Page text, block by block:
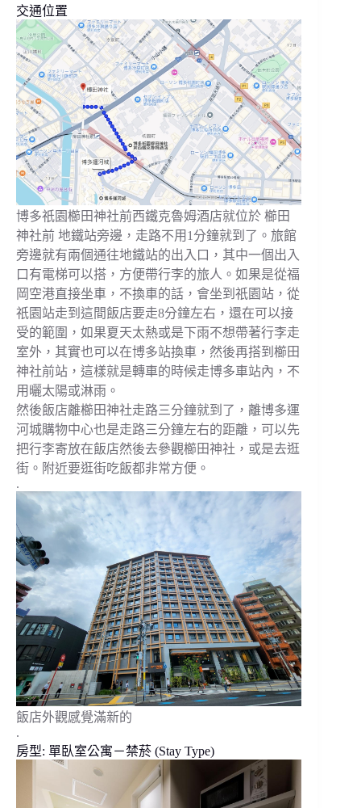
交通位置
博多祇園櫛田神社前西鐵克魯姆酒店就位於 櫛田
神社前 地鐵站旁邊，走路不用1分鐘就到了。旅館
旁邊就有兩個通往地鐵站的出入口，其中一個出入
口有電梯可以搭，方便帶行李的旅人。如果是從福
岡空港直接坐車，不換車的話，會坐到祇園站，從
祇園站走到這間飯店要走8分鐘左右，還在可以接
受的範圍，如果夏天太熱或是下雨不想帶著行李走
室外，其實也可以在博多站換車，然後再搭到櫛田
神社前站，這樣就是轉車的時候走博多車站內，不
用曬太陽或淋雨。
然後飯店離櫛田神社走路三分鐘就到了，離博多運
河城購物中心也是走路三分鐘左右的距離，可以先
把行李寄放在飯店然後去參觀櫛田神社，或是去逛
街。附近要逛街吃飯都非常方便。
.
飯店外觀感覺滿新的
.
房型: 單臥室公寓－禁菸 (Stay Type)